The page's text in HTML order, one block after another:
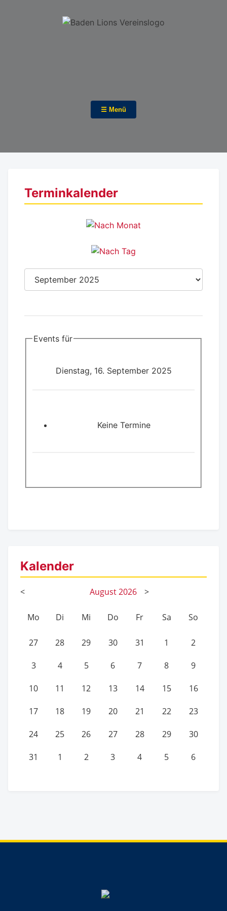
☰ Menü
Terminkalender
Events für
Dienstag, 16. September 2025
Keine Termine
Kalender
< August2026 >
Mo Di Mi Do Fr Sa So
27 28 29 30 31 1 2
3 4 5 6 7 8 9
10 11 12 13 14 15 16
17 18 19 20 21 22 23
24 25 26 27 28 29 30
31 1 2 3 4 5 6